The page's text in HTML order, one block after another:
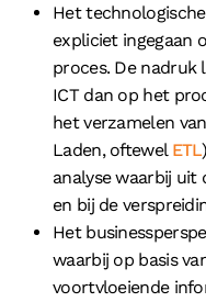
Het
expliciet ingegaan
proces. De nadruk
ICT dan op het
het verzamelen
Laden, oftewel ETL
analyse waarbij
en bij de
Het
waarbij op basis
voortvloeiende